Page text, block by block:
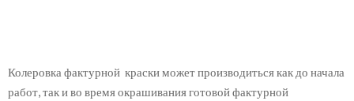
Колеровка фактурной краски может производиться как до начала
работ, так и во время окрашивания готовой фактурной